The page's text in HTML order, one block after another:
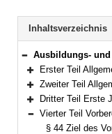
letzten
Suche
Inhaltsverzeichnis
Bereich reduzieren
Ausbildungs- und Prüfungsordnung
Bereich erweitern
Erster Teil
Bereich erweitern
Zweiter Teil
Bereich erweitern
Dritter Teil Erste
Bereich reduzieren
Vierter Teil
§ 44 Ziel des